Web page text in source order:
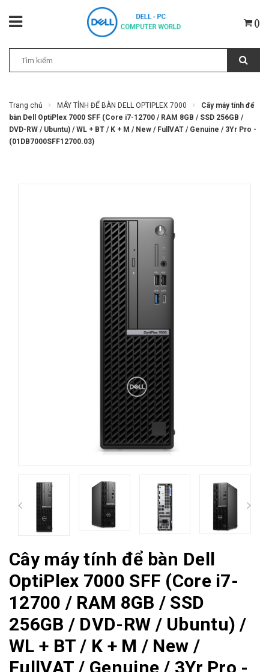
()
Trang chủ MÁY TÍNH ĐỂ BÀN DELL OPTIPLEX 7000
Cây máy tính để
bàn Dell OptiPlex 7000 SFF (Core i7-12700 / RAM 8GB / SSD 256GB /
DVD-RW / Ubuntu) / WL + BT / K + M / New / FullVAT / Genuine / 3Yr Pro -
(01DB7000SFF12700.03)
Cây máy tính để bàn Dell
OptiPlex 7000 SFF (Core i7-
12700 / RAM 8GB / SSD
256GB / DVD-RW / Ubuntu) /
WL + BT / K + M / New /
FullVAT / Genuine / 3Yr Pro -